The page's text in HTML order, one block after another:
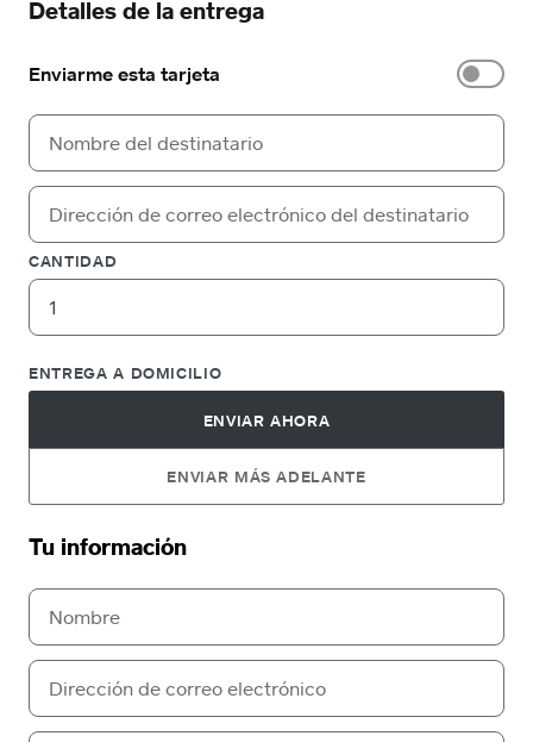
Detalles de la entrega
Enviarme esta tarjeta
CANTIDAD
ENTREGA A DOMICILIO
ENVIAR AHORA
ENVIAR MÁS ADELANTE
Tu información